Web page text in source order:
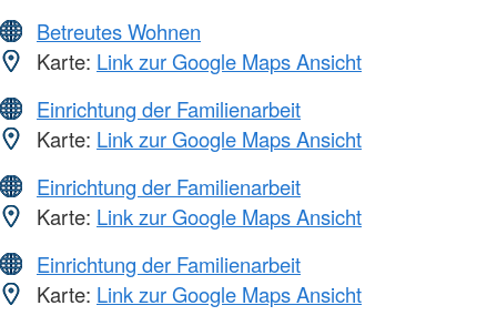
Betreutes Wohnen
Karte: Link zur Google Maps Ansicht
Einrichtung der Familienarbeit
Karte: Link zur Google Maps Ansicht
Einrichtung der Familienarbeit
Karte: Link zur Google Maps Ansicht
Einrichtung der Familienarbeit
Karte: Link zur Google Maps Ansicht